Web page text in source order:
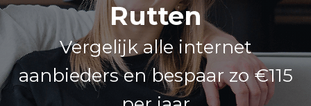
Rutten
Vergelijk alle internet
aanbieders en bespaar zo €115